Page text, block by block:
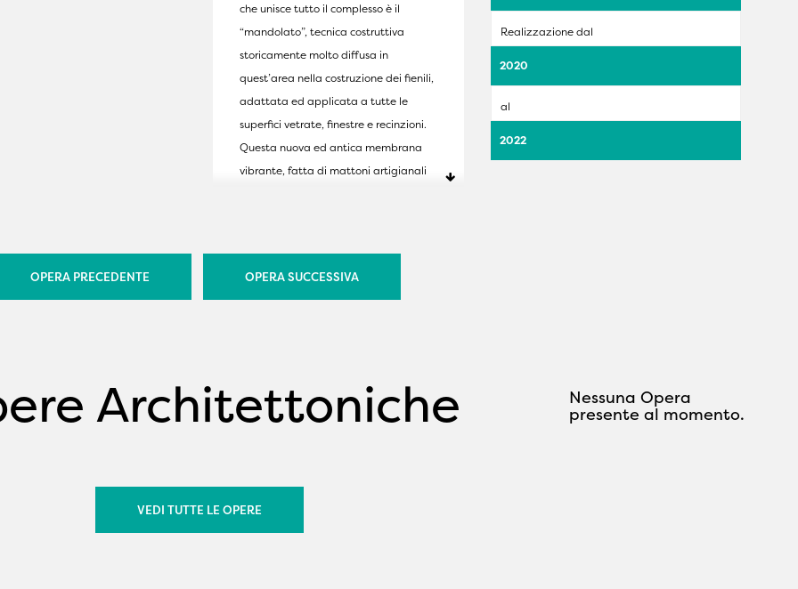
che unisce tutto il complesso è il
“mandolato”, tecnica costruttiva
storicamente molto diffusa in
quest’area nella costruzione dei fienili,
adattata ed applicata a tutte le
superfici vetrate, finestre e recinzioni.
Questa nuova ed antica membrana
vibrante, fatta di mattoni artigianali
mentre contribuisce a definire
il risultato di un percorso progettuale
che parte dall'architettura e si
Questo progetto incarna appieno
Realizzazione dal
2020
al
2022
OPERA PRECEDENTE OPERA SUCCESSIVA
Architettoniche Nessuna Opera
presente al momento.
VEDI TUTTE LE OPERE